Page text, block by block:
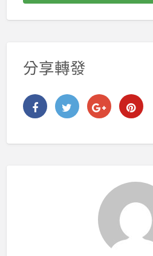
分享轉發